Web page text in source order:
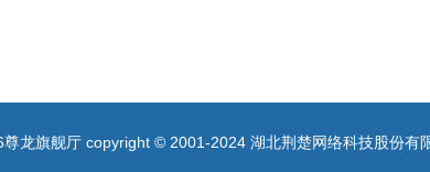
尊龙旗舰厅 copyright © 2001-2024 湖北荆楚网络科技股份有